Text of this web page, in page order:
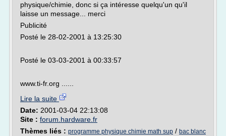
physique/chimie, donc si ça intéresse quelqu'un qu'il
laisse un message... merci
Publicité
Posté le 28-02-2001 à 13:25:30
Posté le 03-03-2001 à 00:33:57
www.ti-fr.org ......
Lire la suite
Date: 2001-03-04 22:13:08
Site : forum.hardware.fr
Thèmes liés : programme physique chimie math sup / bac blanc